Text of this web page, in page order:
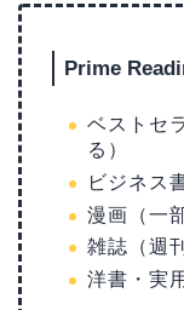
Prime
ベストセ
る）
ビジネス
漫画（一
雑誌（週
洋書・実